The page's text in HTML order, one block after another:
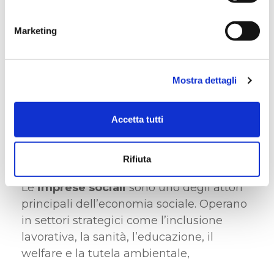
Marketing
Mostra dettagli
Accetta tutti
Rifiuta
promuove
impatto positivo
Il ruolo delle imprese sociali e
dell’innovazione
Leimprese socialisono uno degli attori
principali dell’economia sociale. Operano
in settori strategici come l’inclusione
lavorativa, la sanità, l’educazione, il
welfare e la tutela ambientale,